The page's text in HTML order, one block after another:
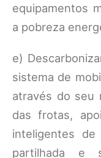
equipamentos
a pobreza
e)
sistema de
através do seu
das frotas,
inteligentes de
partilhada e